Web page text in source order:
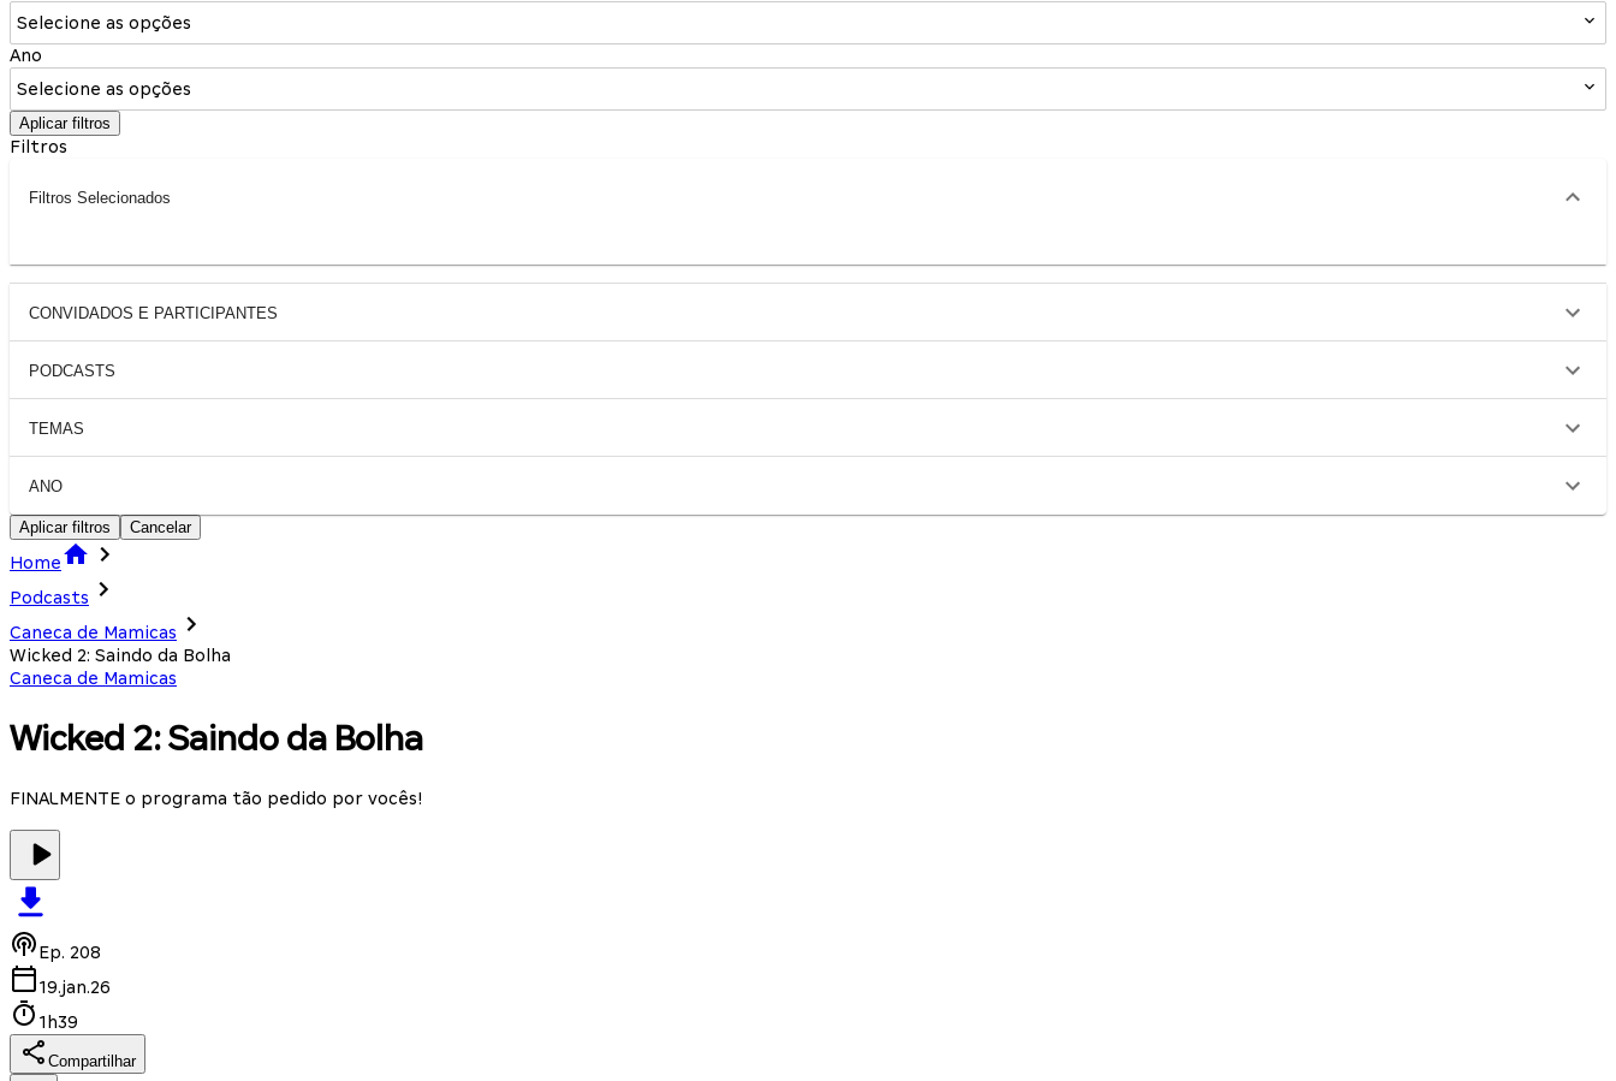
Selecione as opções
Ano
Selecione as opções
Aplicar filtros
Filtros
Filtros Selecionados
CONVIDADOS E PARTICIPANTES
PODCASTS
TEMAS
ANO
Aplicar filtros Cancelar
Home
Podcasts
Caneca de Mamicas
Wicked 2: Saindo da Bolha
Caneca de Mamicas
Wicked 2: Saindo da Bolha
FINALMENTE o programa tão pedido por vocês!
Ep. 208
19.jan.26
1h39
Compartilhar